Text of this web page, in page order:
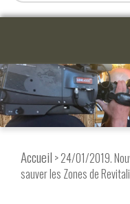
COMPRENDRE LE SÉNAT
Accueil > 24/01/2019.
sauver les Zones de